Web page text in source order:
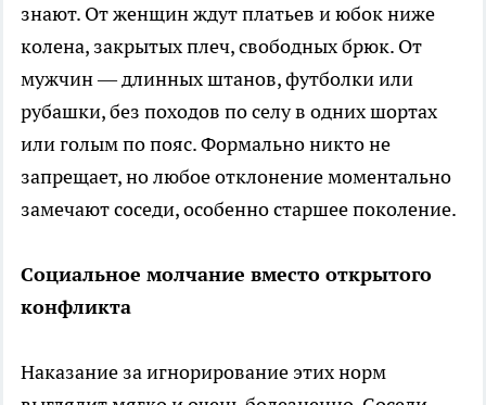
знают. От женщин ждут платьев и юбок ниже
колена, закрытых плеч, свободных брюк. От
мужчин — длинных штанов, футболки или
рубашки, без походов по селу в одних шортах
или голым по пояс. Формально никто не
запрещает, но любое отклонение моментально
замечают соседи, особенно старшее поколение.
Социальное молчание вместо открытого
конфликта
Наказание за игнорирование этих норм